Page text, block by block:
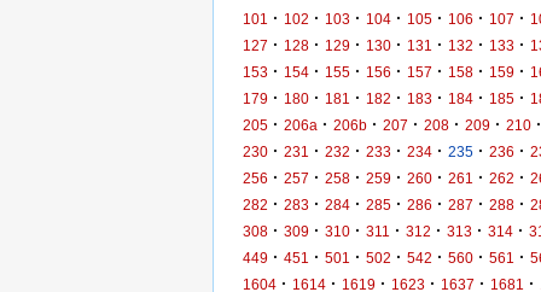
101
· 102 · 103 · 104 · 105 · 106 · 107 ·
127 · 128 · 129 · 130 · 131 · 132 · 133 ·
153 · 154 · 155 · 156 · 157 · 158 · 159 ·
179 · 180 · 181 · 182 · 183 · 184 · 185 ·
205 · 206a · 206b · 207 · 208 · 209 · 210 ·
230 · 231 · 232 · 233 · 234 · 235 · 236 ·
256 · 257 · 258 · 259 · 260 · 261 · 262 ·
282 · 283 · 284 · 285 · 286 · 287 · 288 ·
308 · 309 · 310 · 311 · 312 · 313 · 314 ·
449 · 451 · 501 · 502 · 542 · 560 · 561 ·
1604 · 1614 · 1619 · 1623 · 1637 · 1681 ·